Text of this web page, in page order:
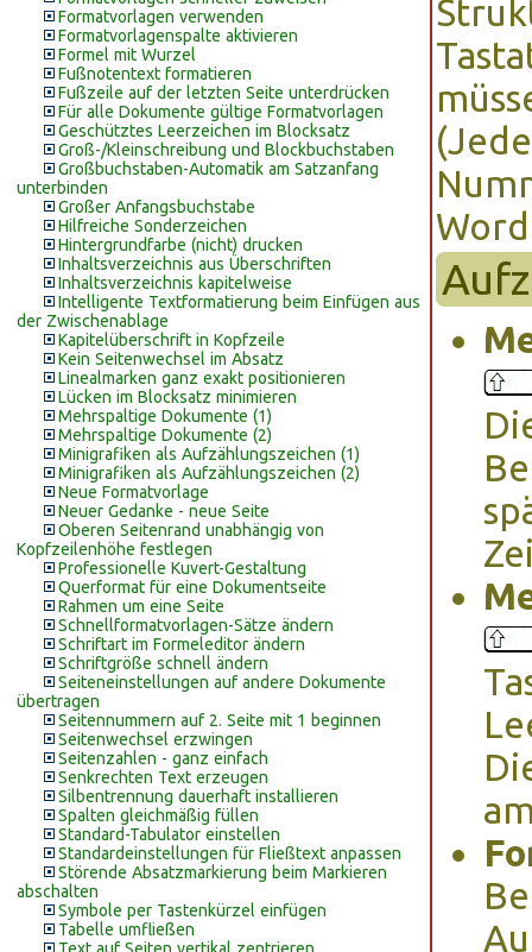
Formatvorlagen verwenden
Formatvorlagenspalte aktivieren
Formel mit Wurzel
Fußnotentext formatieren
Fußzeile auf der letzten Seite unterdrücken
Für alle Dokumente gültige Formatvorlagen
Geschütztes Leerzeichen im Blocksatz
Groß-/Kleinschreibung und Blockbuchstaben
Großbuchstaben-Automatik am Satzanfang
unterbinden
Großer Anfangsbuchstabe
Hilfreiche Sonderzeichen
Hintergrundfarbe (nicht) drucken
Inhaltsverzeichnis aus Überschriften
Inhaltsverzeichnis kapitelweise
Intelligente Textformatierung beim Einfügen aus
der Zwischenablage
Kapitelüberschrift in Kopfzeile
Kein Seitenwechsel im Absatz
Linealmarken ganz exakt positionieren
Lücken im Blocksatz minimieren
Mehrspaltige Dokumente (1)
Mehrspaltige Dokumente (2)
Minigrafiken als Aufzählungszeichen (1)
Minigrafiken als Aufzählungszeichen (2)
Neue Formatvorlage
Neuer Gedanke - neue Seite
Oberen Seitenrand unabhängig von
Kopfzeilenhöhe festlegen
Professionelle Kuvert-Gestaltung
Querformat für eine Dokumentseite
Rahmen um eine Seite
Schnellformatvorlagen-Sätze ändern
Schriftart im Formeleditor ändern
Schriftgröße schnell ändern
Seiteneinstellungen auf andere Dokumente
übertragen
Seitennummern auf 2. Seite mit 1 beginnen
Seitenwechsel erzwingen
Seitenzahlen - ganz einfach
Senkrechten Text erzeugen
Silbentrennung dauerhaft installieren
Spalten gleichmäßig füllen
Standard-Tabulator einstellen
Standardeinstellungen für Fließtext anpassen
Störende Absatzmarkierung beim Markieren
abschalten
Symbole per Tastenkürzel einfügen
Tabelle umfließen